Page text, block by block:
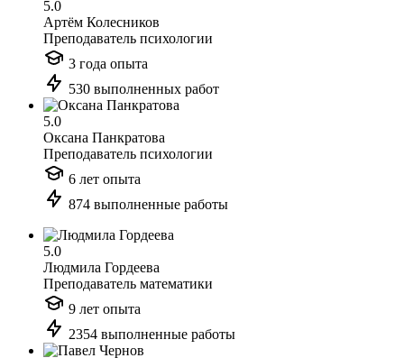
5.0
Артём Колесников
Преподаватель психологии
3 года опыта
530 выполненных работ
5.0
Оксана Панкратова
Преподаватель психологии
6 лет опыта
874 выполненные работы
5.0
Людмила Гордеева
Преподаватель математики
9 лет опыта
2354 выполненные работы